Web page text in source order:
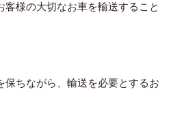
客様の大切なお車を輸送すること
保ちながら、輸送を必要とするお